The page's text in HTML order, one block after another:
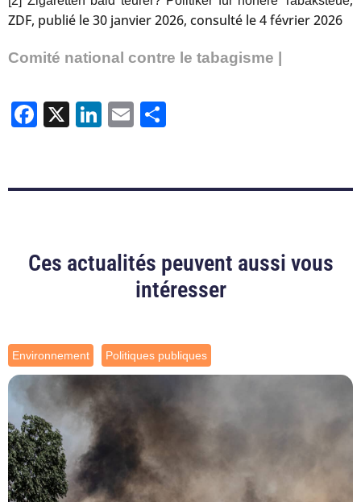
ZDF, publié le 30 janvier 2026, consulté le 4 février 2026
Comité national contre le tabagisme |
Facebook
X LinkedIn
Email
Ces actualités peuvent aussi vous
intéresser
Environnement Politiques publiques